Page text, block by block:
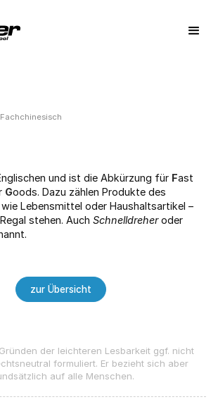
Fachchinesisch
und ist die Abkürzung für Fast
Goods. Dazu zählen Produkte des
Lebensmittel oder Haushaltsartikel –
stehen. Auch Schnelldreheroder
zur Übersicht
der leichteren Lesbarkeit ggf. nicht
formuliert. Er bezieht sich aber
auf alle Menschen.